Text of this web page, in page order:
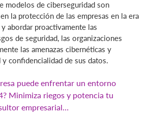
modelos de ciberseguridad son
la protección de las empresas en la era
abordar proactivamente las
de seguridad, las organizaciones
las amenazas cibernéticas y
confidencialidad de sus datos.
puede enfrentar un entorno
Minimiza riegos y potencia tu
empresarial…